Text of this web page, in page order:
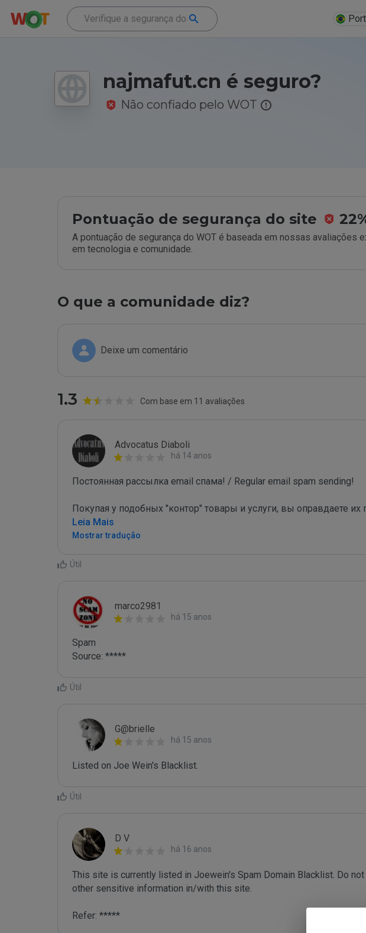
najmafut.cn é seguro?
Não confiado pelo WOT
Pontuação de segurança do site
A pontuação de segurança do WOT é baseada em nossas avaliações
em tecnologia e comunidade.
O que a comunidade diz?
Deixe um comentário
1.3 Com base em 11 avaliações
Advocatus Diaboli
há 14 anos
Постоянная рассылка email спама! / Regular email spam sending!
Покупая у подобных "контор" товары и услуги, вы оправдаете
Leia Mais
Mostrar tradução
Útil
marco2981
há 15 anos
Spam
Source: *****
Útil
G@brielle
há 15 anos
Listed on Joe Wein's Blacklist.
Útil
D V
há 16 anos
This site is currently listed in Joewein's Spam Domain Blacklist. Do
other sensitive information in/with this site.
Refer: *****